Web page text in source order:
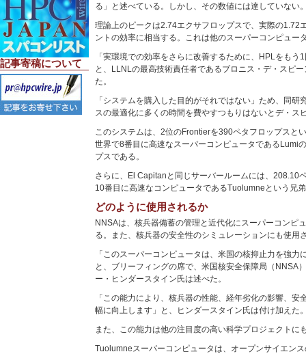
記事寄稿について
る」と述べている。しかし、その数値には達していない
理論上のピークは2.74エクサフロップスで、実際の1.72
ントの効率に相当する。これは他のスーパーコンピュー
「実環境での効率をさらに改善するために、HPLをもう
と、LLNLの最高技術責任者であるブロニス・デ・スピ
た。
「システムを購入した目的がそれではない」ため、同
スの最適化に多くの時間を費やすつもりはないとデ・ス
このシステムは、2位のFrontierを390ペタフロップスと
世界で8番目に高速なスーパーコンピュータであるLumi
プスである。
さらに、El Capitanと同じサーバールームには、208.10
10番目に高速なコンピュータであるTuolumneという兄
どのように使用されるか
NNSAは、核兵器備蓄の管理と近代化にスーパーコンピ
る。また、核兵器の安全性のシミュレーションにも使用
「このスーパーコンピュータは、米国の核抑止力を強力
と、ブリーフィングの席で、米国核安全保障局（NNSA
ー・ヒンダースタイン氏は述べた。
「この能力により、核兵器の性能、経年劣化の影響、安
幅に向上します」と、ヒンダースタイン氏は付け加えた
また、この能力は他の注目度の高い科学プロジェクトに
Tuolumneスーパーコンピュータは、オープンサイエン